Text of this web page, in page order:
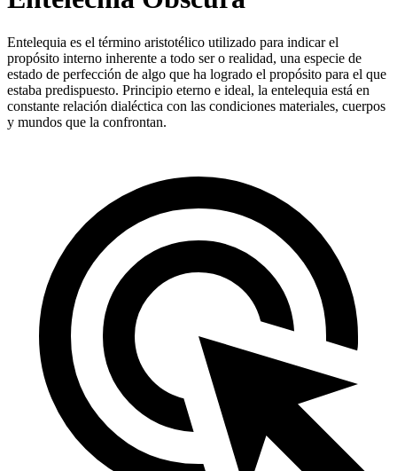
Entelequia es el término aristotélico utilizado para indicar el
propósito interno inherente a todo ser o realidad, una especie de
estado de perfección de algo que ha logrado el propósito para el que
estaba predispuesto. Principio eterno e ideal, la entelequia está en
constante relación dialéctica con las condiciones materiales, cuerpos
y mundos que la confrontan.